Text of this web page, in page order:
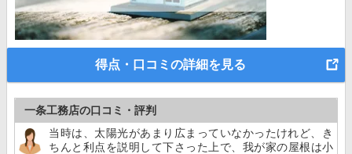
得点・口コミの詳細を見る
一条工務店の口コミ・評判
当時は、太陽光があまり広まっていなかったけれど、き
ちんと利点を説明して下さった上で、我が家の屋根は小